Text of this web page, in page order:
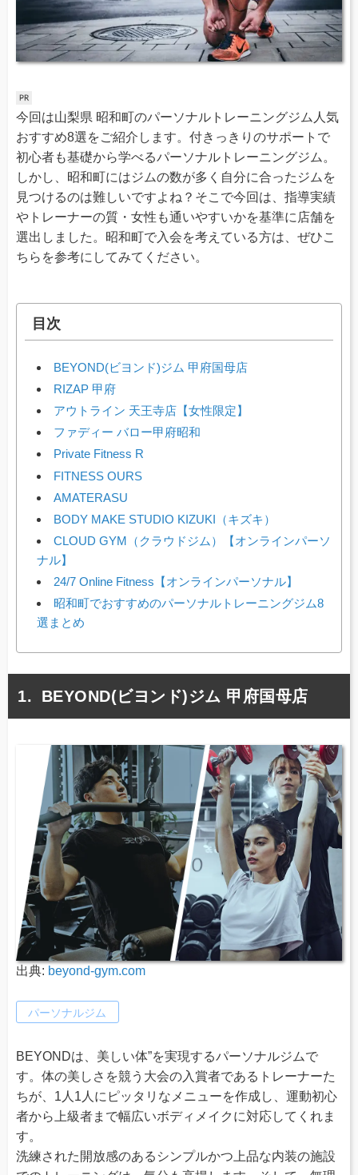
今回は山梨県 昭和町のパーソナルトレーニングジム人気
おすすめ8選をご紹介します。付きっきりのサポートで
初心者も基礎から学べるパーソナルトレーニングジム。
しかし、昭和町にはジムの数が多く自分に合ったジムを
見つけるのは難しいですよね？そこで今回は、指導実績
やトレーナーの質・女性も通いやすいかを基準に店舗を
選出しました。昭和町で入会を考えている方は、ぜひこ
ちらを参考にしてみてください。
目次
BEYOND(ビヨンド)ジム 甲府国母店
RIZAP 甲府
アウトライン 天王寺店【女性限定】
ファディー バロー甲府昭和
Private Fitness R
FITNESS OURS
AMATERASU
BODY MAKE STUDIO KIZUKI（キズキ）
CLOUD GYM（クラウドジム）【オンラインパーソ
ナル】
24/7 Online Fitness【オンラインパーソナル】
昭和町でおすすめのパーソナルトレーニングジム8
選まとめ
BEYOND(ビヨンド)ジム 甲府国母店
出典: beyond-gym.com
パーソナルジム
BEYONDは、美しい体”を実現するパーソナルジムで
す。体の美しさを競う大会の入賞者であるトレーナーた
ちが、1人1人にピッタリなメニューを作成し、運動初心
者から上級者まで幅広いボディメイクに対応してくれま
す。
洗練された開放感のあるシンプルかつ上品な内装の施設